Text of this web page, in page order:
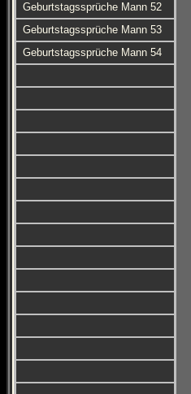
Geburtstagssprüche Mann 52
Geburtstagssprüche Mann 53
Geburtstagssprüche Mann 54